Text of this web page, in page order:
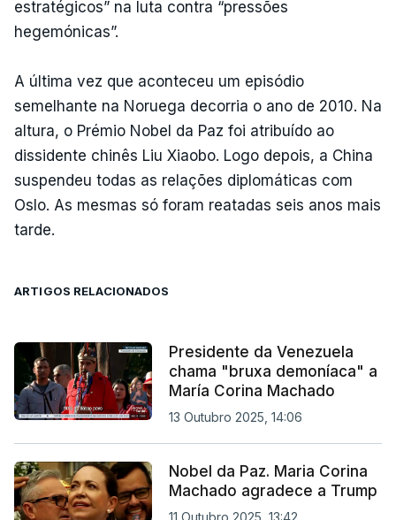
estratégicos” na luta contra “pressões
hegemónicas”.
A última vez que aconteceu um episódio
semelhante na Noruega decorria o ano de 2010. Na
altura, o Prémio Nobel da Paz foi atribuído ao
dissidente chinês Liu Xiaobo. Logo depois, a China
suspendeu todas as relações diplomáticas com
Oslo. As mesmas só foram reatadas seis anos mais
tarde.
ARTIGOS RELACIONADOS
Presidente da Venezuela
chama "bruxa demoníaca" a
María Corina Machado
13 Outubro 2025, 14:06
Nobel da Paz. Maria Corina
Machado agradece a Trump
11 Outubro 2025, 13:42